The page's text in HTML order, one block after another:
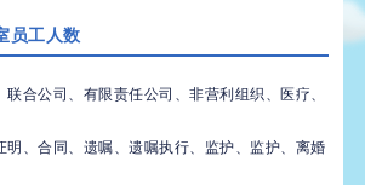
员工人数
合公司、有限责任公司、非营利组织、医疗、
、合同、遗嘱、遗嘱执行、监护、监护、离婚